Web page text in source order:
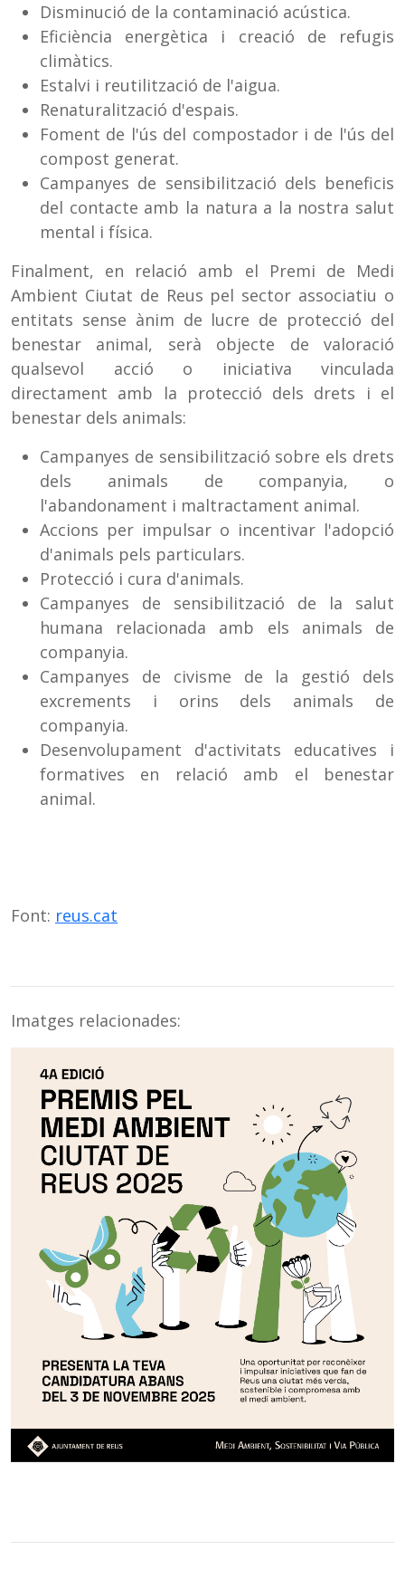
Disminució de la contaminació acústica.
Eficiència energètica i creació de refugis
climàtics.
Estalvi i reutilització de l'aigua.
Renaturalització d'espais.
Foment de l'ús del compostador i de l'ús del
compost generat.
Campanyes de sensibilització dels beneficis
del contacte amb la natura a la nostra salut
mental i física.
Finalment, en relació amb el Premi de Medi
Ambient Ciutat de Reus pel sector associatiu o
entitats sense ànim de lucre de protecció del
benestar animal, serà objecte de valoració
qualsevol acció o iniciativa vinculada
directament amb la protecció dels drets i el
benestar dels animals:
Campanyes de sensibilització sobre els drets
dels animals de companyia, o
l'abandonament i maltractament animal.
Accions per impulsar o incentivar l'adopció
d'animals pels particulars.
Protecció i cura d'animals.
Campanyes de sensibilització de la salut
humana relacionada amb els animals de
companyia.
Campanyes de civisme de la gestió dels
excrements i orins dels animals de
companyia.
Desenvolupament d'activitats educatives i
formatives en relació amb el benestar
animal.
Font: reus.cat
Imatges relacionades: